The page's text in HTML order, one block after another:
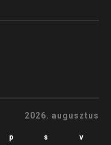
2026. augusztus
p s v